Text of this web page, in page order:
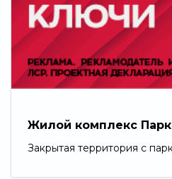
Жилой комплекс
Закрытая территория с